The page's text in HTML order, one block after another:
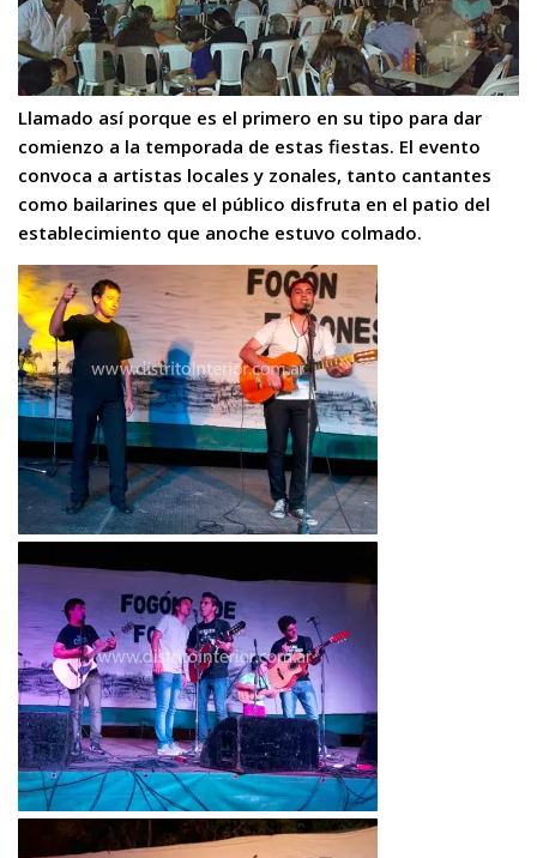
Llamado así porque es el primero en su tipo para dar
comienzo a la temporada de estas fiestas. El evento
convoca a artistas locales y zonales, tanto cantantes
como bailarines que el público disfruta en el patio del
establecimiento que anoche estuvo colmado.